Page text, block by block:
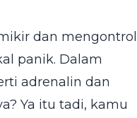
dan mengontrol
panik. Dalam
adrenalin dan
Ya itu tadi, kamu